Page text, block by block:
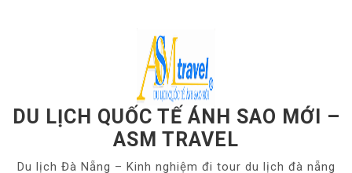
DU LỊCH QUỐC TẾ ÁNH SAO MỚI –
ASM TRAVEL
Du lịch Đà Nẵng – Kinh nghiệm đi tour du lịch đà nẵng